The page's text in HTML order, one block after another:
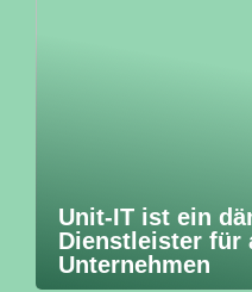
Unit-IT ist ein
Dienstleister für
Unternehmen